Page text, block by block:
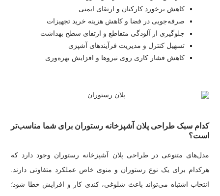
کاهش برخورد کارکنان و ارتقای ایمنی
صرفه‌جویی در فضا و کاهش هزینه خرید تجهیزات
جلوگیری از آلودگی متقاطع و ارتقای سطح بهداشت
تسهیل کنترل و مدیریت فرآیندهای آشپزی
کاهش فشار کاری روی نیروها و افزایش بهره‌وری
کدام سبک طراحی پلان آشپزخانه رستوران برای شما مناسب‌تر
است؟
مدل‌های متنوعی در طراحی پلان آشپزخانه رستوران وجود دارد که
هرکدام برای یک نوع رستوران و منوی خاص عملکرد متفاوتی دارند.
انتخاب اشتباه می‌تواند باعث شلوغی، کندی کار و افزایش خطا شود؛